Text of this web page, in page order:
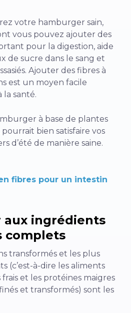
votre hamburger sain,
vous pouvez ajouter des
pour la digestion, aide
de sucre dans le sang et
Ajouter des fibres à
est un moyen facile
la santé.
à base de plantes
bien satisfaire vos
d’été de manière saine.
fibres pour un intestin
aux ingrédients
complets
transformés et les plus
(c’est-à-dire les aliments
et les protéines maigres
et transformés) sont les